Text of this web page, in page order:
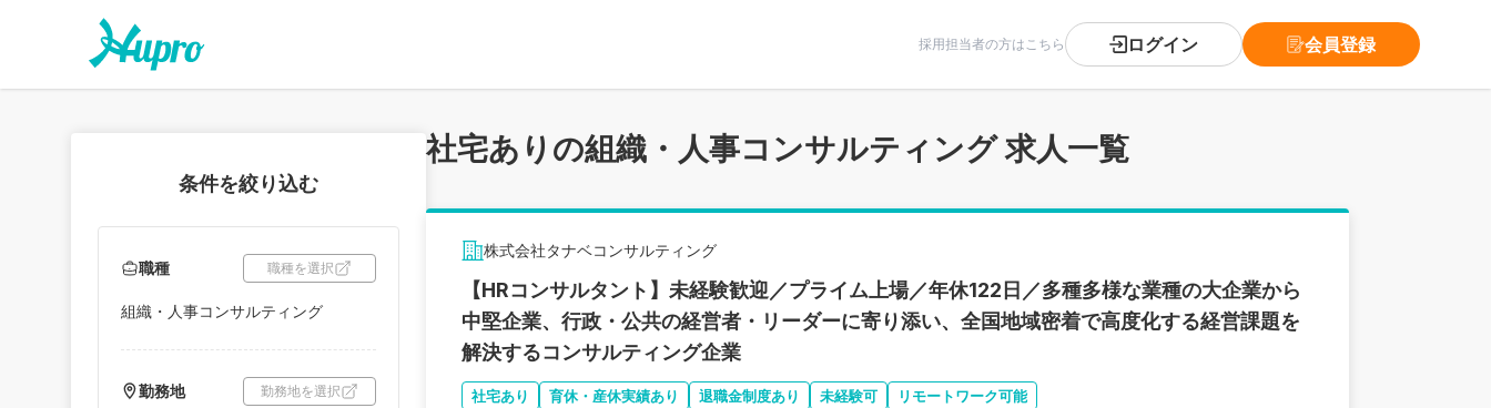
採用担当者の方はこちら ログイン 会員登録
条件を絞り込む
職種 職種を選択
組織・人事コンサルティング
勤務地 勤務地を選択
社宅ありの組織・人事コンサルティング 求人一覧
株式会社タナベコンサルティング
【HRコンサルタント】未経験歓迎／プライム上場／年休122日／多種多様な業種の大企業から
中堅企業、行政・公共の経営者・リーダーに寄り添い、全国地域密着で高度化する経営課題を
解決するコンサルティング企業
社宅あり 育休・産休実績あり 退職金制度あり 未経験可 リモートワーク可能